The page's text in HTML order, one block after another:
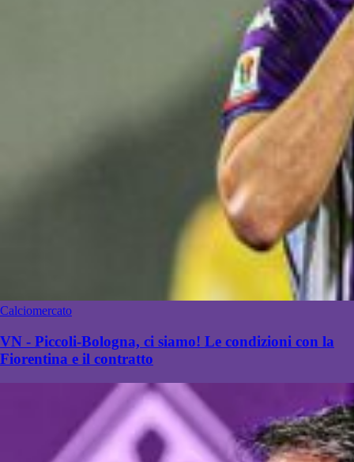
Calciomercato
VN - Piccoli-Bologna, ci siamo! Le condizioni con la
Fiorentina e il contratto